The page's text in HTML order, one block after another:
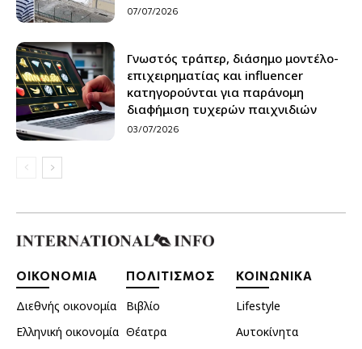
07/07/2026
Γνωστός τράπερ, διάσημο μοντέλο-
επιχειρηματίας και influencer
κατηγορούνται για παράνομη
διαφήμιση τυχερών παιχνιδιών
03/07/2026
ΟΙΚΟΝΟΜΙΑ
Διεθνής οικονομία
Ελληνική οικονομία
ΠΟΛΙΤΙΣΜΟΣ
Βιβλίο
Θέατρα
ΚΟΙΝΩΝΙΚΑ
Lifestyle
Αυτοκίνητα